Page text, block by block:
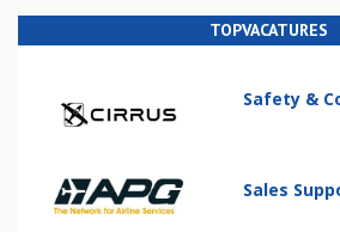
TOPVACATURES
Safety &
Sales